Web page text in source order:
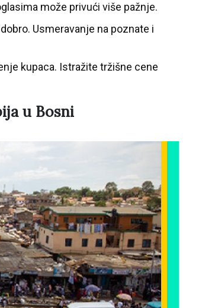
može privući više pažnje.
Usmeravanje na poznate i
kupaca. Istražite tržišne cene
u Bosni